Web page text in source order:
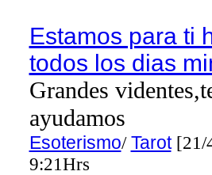
Estamos para ti
todos los dias
Grandes
ayudamos
Esoterismo/Tarot[21/
9:21Hrs